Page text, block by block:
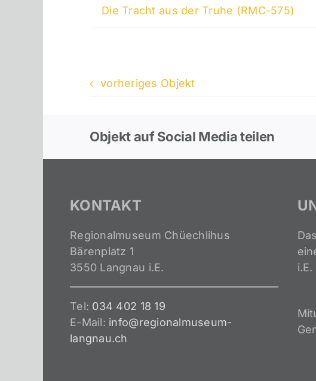
Die Tracht aus der Truhe (RMC-575)
vorheriges Objekt
Objekt auf Social Media teilen
KONTAKT
Regionalmuseum Chüechlihus
Bärenplatz 1
3550 Langnau i.E.
Tel: 034 402 18 19
E-Mail: info@regionalmuseum-
langnau.ch
i.E.